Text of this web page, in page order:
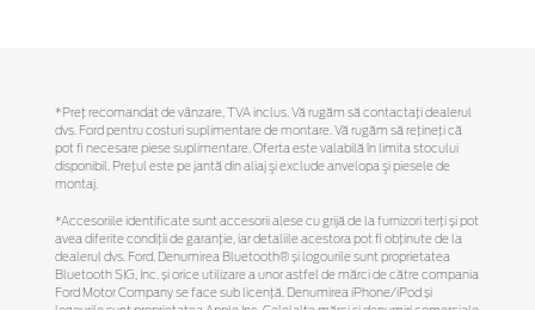
*Preţ recomandat de vânzare, TVA inclus. Vă rugăm să contactaţi dealerul
dvs. Ford pentru costuri suplimentare de montare. Vă rugăm să reţineţi că
pot fi necesare piese suplimentare. Oferta este valabilă în limita stocului
disponibil. Preţul este pe jantă din aliaj şi exclude anvelopa şi piesele de
montaj.
*Accesoriile identificate sunt accesorii alese cu grijă de la furnizori terți și pot
avea diferite condiții de garanție, iar detaliile acestora pot fi obținute de la
dealerul dvs. Ford. Denumirea Bluetooth® și logourile sunt proprietatea
Bluetooth SIG, Inc. și orice utilizare a unor astfel de mărci de către compania
Ford Motor Company se face sub licență. Denumirea iPhone/iPod și